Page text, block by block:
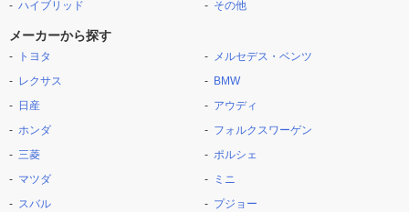
ハイブリッド
その他
メーカーから探す
トヨタ
レクサス
日産
ホンダ
三菱
マツダ
スバル
メルセデス・ベンツ
BMW
アウディ
フォルクスワーゲン
ポルシェ
ミニ
プジョー